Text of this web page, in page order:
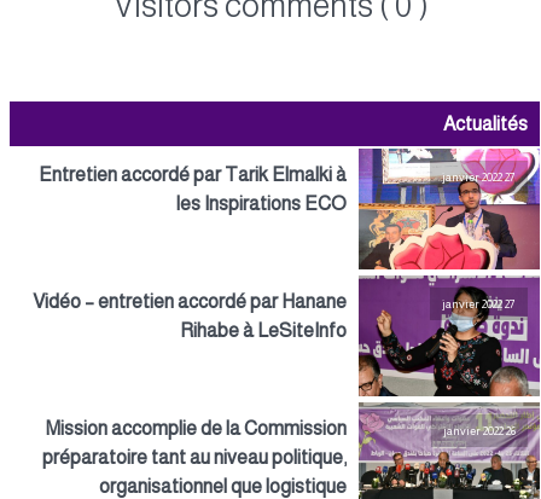
Actualités
27 janvier 2022
Entretien accordé par Tarik Elmalki à
les Inspirations ECO
27 janvier 2022
Vidéo – entretien accordé par Hanane
Rihabe à LeSiteInfo
26 janvier 2022
Mission accomplie de la Commission
préparatoire tant au niveau politique,
organisationnel que logistique